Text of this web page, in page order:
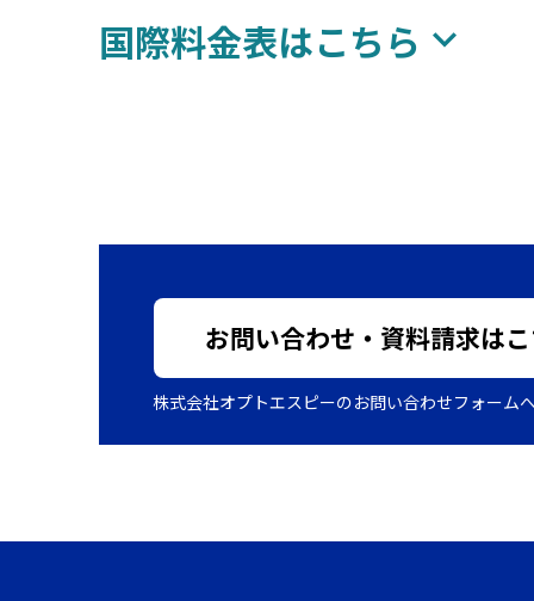
国際料金表はこちら
お問い合わせ・資料請求は
株式会社オプトエスピーのお問い合わせフォーム